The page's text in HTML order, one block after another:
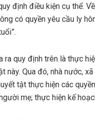
định điều kiện cụ thể.
có quyền yêu cầu ly
ra quy định trên là thực
này. Qua đó, nhà nước,
tật thực hiện các
mẹ; thực hiện kế